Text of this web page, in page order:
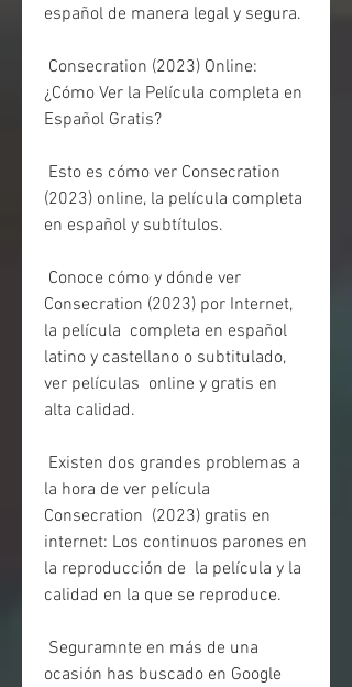
español de manera legal y segura.
¿Cómo Ver la Película completa en
Español Gratis?
(2023) online, la película completa
en español y subtítulos.
Consecration (2023) por Internet,
la película  completa en español
latino y castellano o subtitulado,
ver películas  online y gratis en
alta calidad.
la hora de ver película
Consecration  (2023) gratis en
internet: Los continuos parones en
la reproducción de  la película y la
calidad en la que se reproduce.
ocasión has buscado en Google